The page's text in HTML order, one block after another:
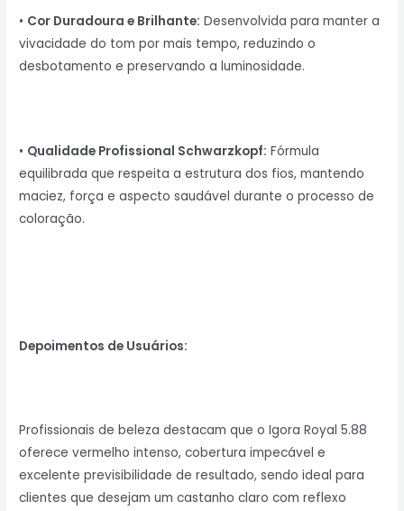
• Cor Duradoura e Brilhante: Desenvolvida para manter a
vivacidade do tom por mais tempo, reduzindo o
desbotamento e preservando a luminosidade.
• Qualidade Profissional Schwarzkopf: Fórmula
equilibrada que respeita a estrutura dos fios, mantendo
maciez, força e aspecto saudável durante o processo de
coloração.
Depoimentos de Usuários:
Profissionais de beleza destacam que o Igora Royal 5.88
oferece vermelho intenso, cobertura impecável e
excelente previsibilidade de resultado, sendo ideal para
clientes que desejam um castanho claro com reflexo